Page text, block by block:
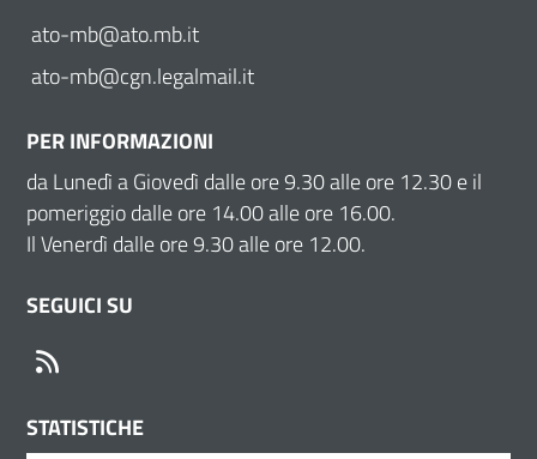
ato-mb@ato.mb.it
ato-mb@cgn.legalmail.it
PER INFORMAZIONI
da Lunedì a Giovedì dalle ore 9.30 alle ore 12.30 e il
pomeriggio dalle ore 14.00 alle ore 16.00.
Il Venerdì dalle ore 9.30 alle ore 12.00.
SEGUICI SU
STATISTICHE